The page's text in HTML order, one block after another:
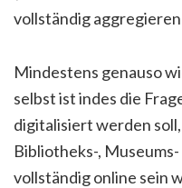
vollständig
Mindestens genauso
selbst ist indes die
digitalisiert werden
Bibliotheks-,
vollständig online sein